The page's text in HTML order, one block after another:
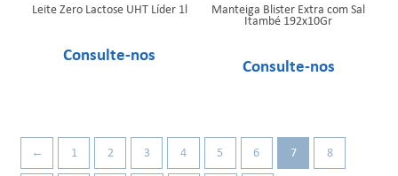
Leite Zero Lactose UHT Líder 1l Manteiga Blister Extra com Sal
Itambé 192x10Gr
← 1 2 3 4 5 6 7 8